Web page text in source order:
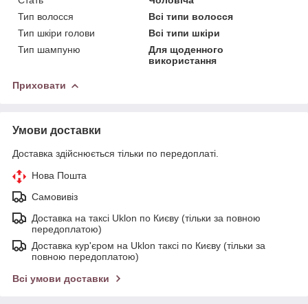
Тип волосся
Всі типи волосся
Тип шкіри голови
Всі типи шкіри
Тип шампуню
Для щоденного
використання
Приховати
Умови доставки
Доставка здійснюється тільки по передоплаті.
Нова Пошта
Самовивіз
Доставка на таксі Uklon по Києву (тільки за повною
передоплатою)
Доставка кур'єром на Uklon таксі по Києву (тільки за
повною передоплатою)
Всі умови доставки